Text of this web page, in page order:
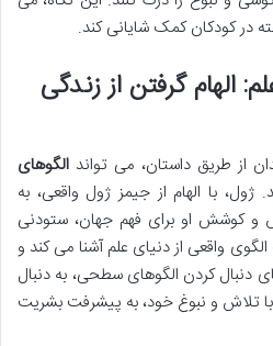
در کودکان کمک شایانی کند.
الهام گرفتن از زندگی
از طریق داستان، می تواند الگوهای
ژول، با الهام از جیمز ژول واقعی، به
کوشش او برای فهم جهان، ستودنی
واقعی از دنیای علم آشنا می کند و
دنبال کردن الگوهای سطحی، به دنبال
تلاش و نبوغ خود، به پیشرفت بشریت